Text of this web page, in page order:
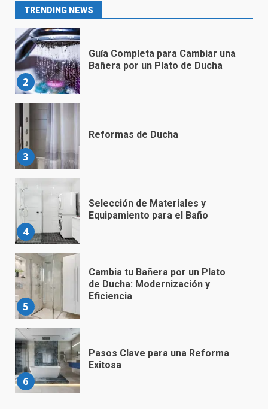
TRENDING NEWS
1
2
Guía Completa para Cambiar una
Bañera por un Plato de Ducha
3
Reformas de Ducha
4
Selección de Materiales y
Equipamiento para el Baño
5
Cambia tu Bañera por un Plato
de Ducha: Modernización y
Eficiencia
6
Pasos Clave para una Reforma
Exitosa